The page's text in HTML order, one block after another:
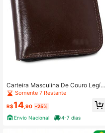
Carteira Masculina De Couro Legíti
mo Grande Com Fecho De Ziper
Somente 7 Restante
R$14 ,90 -25%
Envio Nacional
4-7 dias